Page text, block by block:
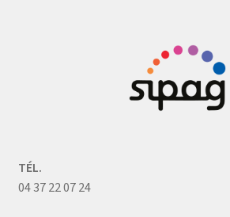
TÉL.
04 37 22 07 24